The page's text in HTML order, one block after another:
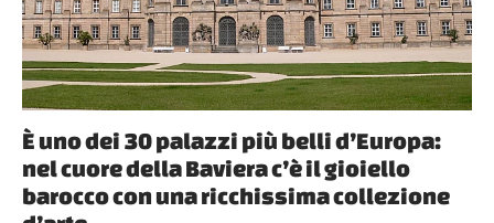
È uno dei 30 palazzi più belli d’Europa:
nel cuore della Baviera c’è il gioiello
barocco con una ricchissima collezione